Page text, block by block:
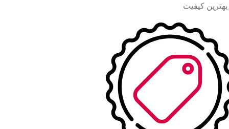
بهترین کیفیت